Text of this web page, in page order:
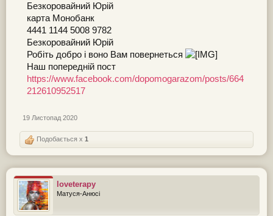
Безкоровайний Юрій
карта Монобанк
4441 1144 5008 9782
Безкоровайний Юрій
Робіть добро і воно Вам повернеться
Наш попередній пост
https://www.facebook.com/dopomogarazom/posts/664
212610952517
19 Листопад 2020
Подобається x 1
loveterapy
Матуся-Анюсі